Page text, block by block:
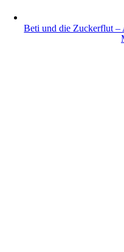
Beti und die Zuckerflut –